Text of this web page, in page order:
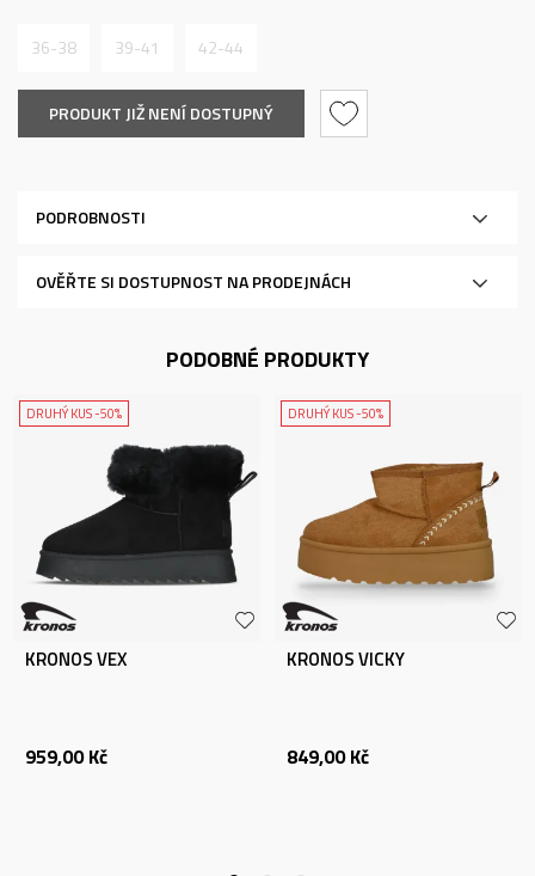
36-38 39-41 42-44
PRODUKT JIŽ NENÍ DOSTUPNÝ
PODROBNOSTI
OVĚŘTE SI DOSTUPNOST NA PRODEJNÁCH
PODOBNÉ PRODUKTY
DRUHÝ KUS -50%
KRONOS VEX
959,00 Kč
DRUHÝ KUS -50%
KRONOS VICKY
849,00 Kč